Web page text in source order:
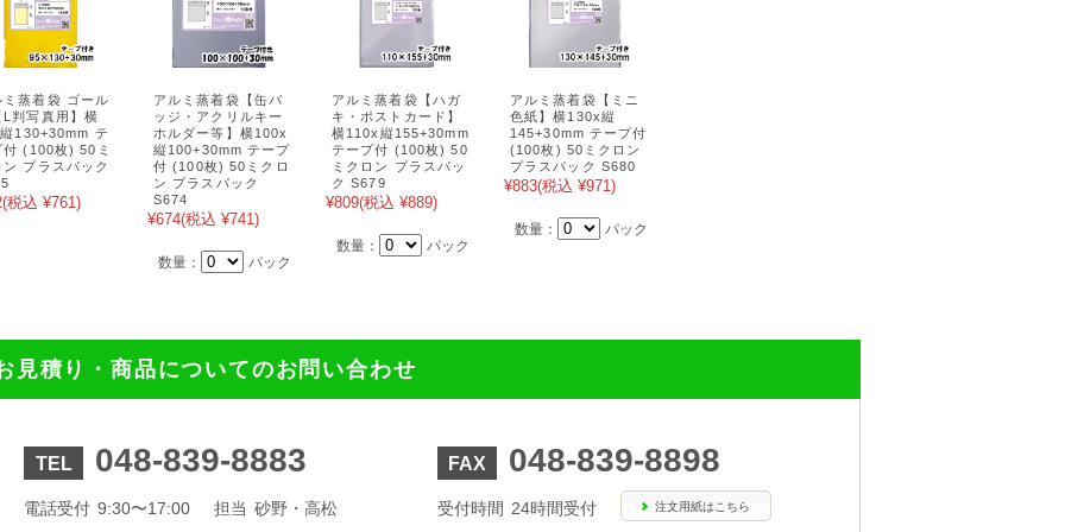
ミ蒸着袋 ゴール
L判写真用】横
130+30mm テ
付 (100枚) 50ミ
ン プラスパック
(税込 ¥761)
アルミ蒸着袋【缶バ
ッジ・アクリルキー
ホルダー等】横100x
縦100+30mm テープ
付 (100枚) 50ミクロ
ン プラスパック
S674
¥674(税込 ¥741)
数量： パック
アルミ蒸着袋【ハガ
キ・ポストカード】
横110x縦155+30mm
テープ付 (100枚) 50
ミクロン プラスパッ
ク S679
¥809(税込 ¥889)
数量： パック
アルミ蒸着袋【ミニ
色紙】横130x縦
145+30mm テープ付
(100枚) 50ミクロン
プラスパック S680
¥883(税込 ¥971)
数量： パック
見積り・商品についてのお問い合わせ
TEL 048-839-8883
電話受付 9:30〜17:00 担当 砂野・高松
FAX 048-839-8898
受付時間 24時間受付 注文用紙はこちら